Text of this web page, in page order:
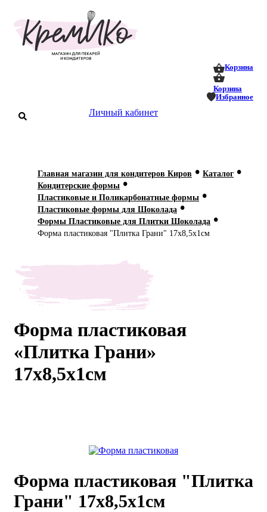
Корзина
Корзина
Избранное
Личный кабинет
Мастер-
классы
звонок
106
Главная магазин для кондитеров Киров • Каталог •
Кондитерские формы •
Пластиковые и Поликарбонатные формы •
Пластиковые формы для Шоколада •
Формы Пластиковые для Плитки Шоколада •
Форма пластиковая "Плитка Грани" 17х8,5х1см
Форма пластиковая
«Плитка Грани»
17х8,5х1см
Форма пластиковая "Плитка
Грани" 17х8,5х1см